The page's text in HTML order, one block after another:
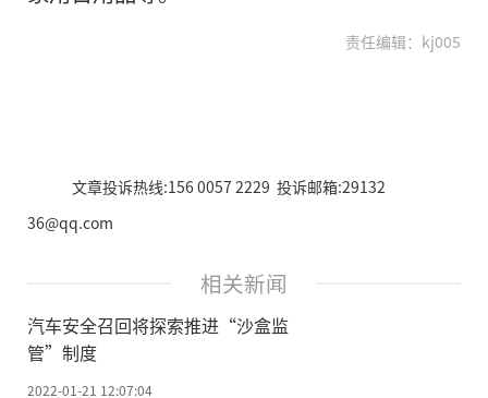
责任编辑：kj005
文章投诉热线:156 0057 2229 投诉邮箱:29132
36@qq.com
相关新闻
汽车安全召回将探索推进“沙盒监
管”制度
2022-01-21 12:07:04